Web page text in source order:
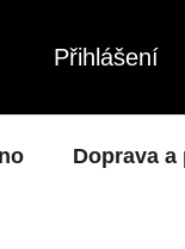
Přihlášení
Doprava a